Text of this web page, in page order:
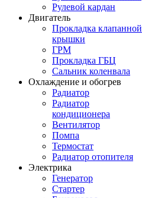
Рулевой кардан
Двигатель
Прокладка клапанной
крышки
ГРМ
Прокладка ГБЦ
Сальник коленвала
Охлаждение и обогрев
Радиатор
Радиатор
кондиционера
Вентилятор
Помпа
Термостат
Радиатор отопителя
Электрика
Генератор
Стартер